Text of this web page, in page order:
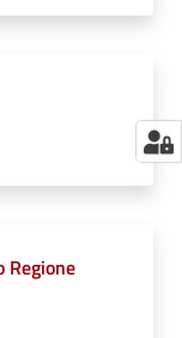
Regione